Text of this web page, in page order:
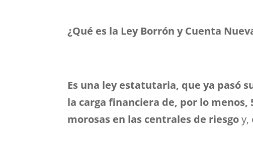
¿Qué es la Ley Borrón y Cuenta
Es una ley estatutaria, que ya pasó
la carga financiera de, por lo
morosas en las centrales de riesgoy,